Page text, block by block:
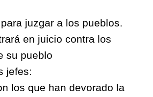
juzgar a los pueblos.
en juicio contra los
su pueblo
jefes:
los que han devorado la